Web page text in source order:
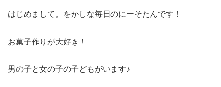
はじめまして。をかしな毎日のにーそたんです！
お菓子作りが大好き！
男の子と女の子の子どもがいます♪